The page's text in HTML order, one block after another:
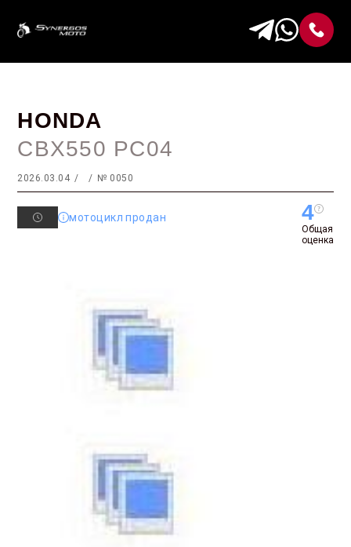
HONDA
CBX550 PC04
2026.03.04 № 0050
мотоцикл продан 4
Общая
оценка